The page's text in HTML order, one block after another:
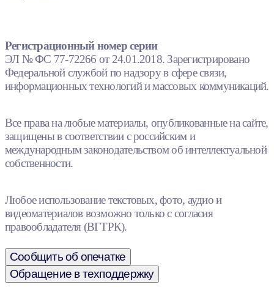
Регистрационный номер серии
ЭЛ № ФС 77-72266 от 24.01.2018. Зарегистрировано
Федеральной службой по надзору в сфере связи,
информационных технологий и массовых коммуникаций.
Все права на любые материалы, опубликованные на сайте,
защищены в соответствии с российским и
международным законодательством об интеллектуальной
собственности.
Любое использование текстовых, фото, аудио и
видеоматериалов возможно только с согласия
правообладателя (ВГТРК).
Сообщить об опечатке
Обращение в техподдержку